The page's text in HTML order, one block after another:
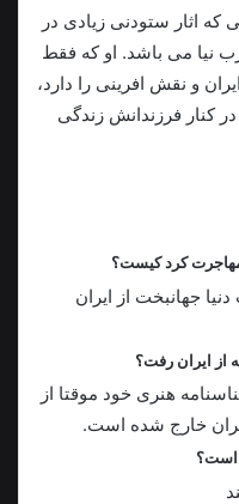
که اثار ستودنی زیادی در
نیا می باشد. او که فقط
و نقش افرینی را دارد،
کنار فرزندانش زندگی
مهاجرت کرد کیست؟
جهانبخت از ایران
از ایران رفت؟
هنری خود موقتا از
خارج شده است.
است؟